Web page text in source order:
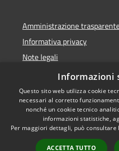
Amministrazione
Informativa privacy
Note legali
Dichiarazione di accessibilità
Accessibilità
Informazioni
Questo sito web utilizza cookie
necessari al corretto
nonché un cookie tecnico
informazioni statistiche,
Per maggiori dettagli, può consultare
ACCETTA TUTTO